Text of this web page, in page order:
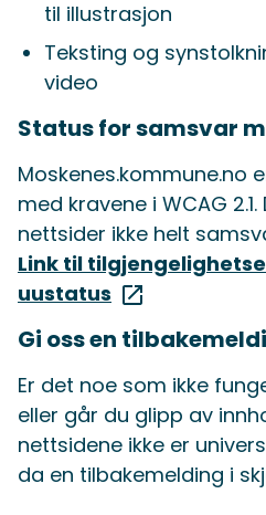
til illustrasjon
Teksting og
video
Status for samsvar
Moskenes.kommune.no
med kravene i WCAG
nettsider ikke helt
Link til
uustatus
Gi oss en
Er det noe som ikke
eller går du glipp av
nettsidene ikke er
da en tilbakemelding i